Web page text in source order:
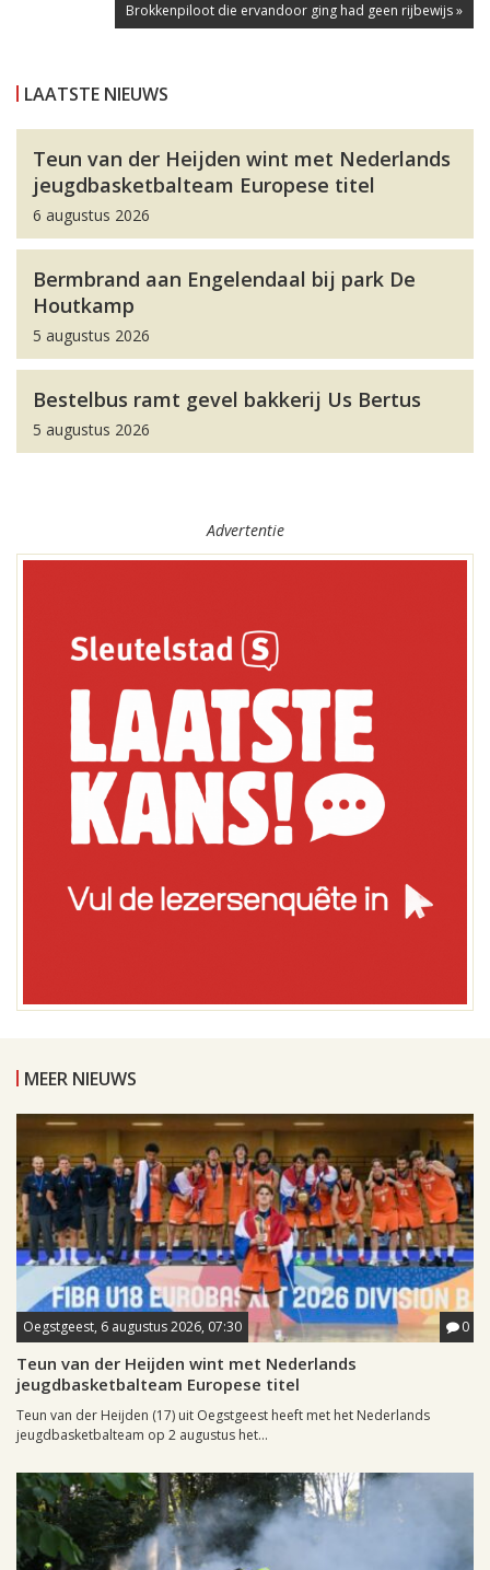
Brokkenpiloot die ervandoor ging had geen rijbewijs »
LAATSTE NIEUWS
Teun van der Heijden wint met Nederlands
jeugdbasketbalteam Europese titel
6 augustus 2026
Bermbrand aan Engelendaal bij park De
Houtkamp
5 augustus 2026
Bestelbus ramt gevel bakkerij Us Bertus
5 augustus 2026
Advertentie
MEER NIEUWS
Oegstgeest, 6 augustus 2026, 07:30 0
Teun van der Heijden wint met Nederlands
jeugdbasketbalteam Europese titel
Teun van der Heijden (17) uit Oegstgeest heeft met het Nederlands
jeugdbasketbalteam op 2 augustus het...